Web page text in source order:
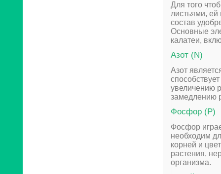
Для того
листьями,
состав
Основные
калатеи,
Азот (N)
Азот
увеличению
замедлению
Фосфор (P)
Фосфор
необходим
корней и
растения,
организма.